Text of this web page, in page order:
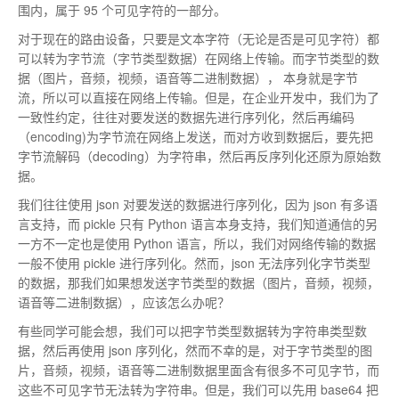
围内，属于 95 个可见字符的一部分。
对于现在的路由设备，只要是文本字符（无论是否是可见字符）都
可以转为字节流（字节类型数据）在网络上传输。而字节类型的数
据（图片，音频，视频，语音等二进制数据）， 本身就是字节
流，所以可以直接在网络上传输。但是，在企业开发中，我们为了
一致性约定，往往对要发送的数据先进行序列化，然后再编码
（encoding)为字节流在网络上发送，而对方收到数据后，要先把
字节流解码（decoding）为字符串，然后再反序列化还原为原始数
据。
我们往往使用 json 对要发送的数据进行序列化，因为 json 有多语
言支持，而 pickle 只有 Python 语言本身支持，我们知道通信的另
一方不一定也是使用 Python 语言，所以，我们对网络传输的数据
一般不使用 pickle 进行序列化。然而，json 无法序列化字节类型
的数据，那我们如果想发送字节类型的数据（图片，音频，视频，
语音等二进制数据），应该怎么办呢？
有些同学可能会想，我们可以把字节类型数据转为字符串类型数
据，然后再使用 json 序列化，然而不幸的是，对于字节类型的图
片，音频，视频，语音等二进制数据里面含有很多不可见字节，而
这些不可见字节无法转为字符串。但是，我们可以先用 base64 把